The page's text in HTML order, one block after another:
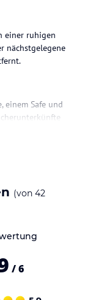
einer ruhigen
nächstgelegene
einem Safe und
Ambiente zu
und umfasst
vor Ort sorgt
Snacks und
gibt es in der
(von 42
/ 6